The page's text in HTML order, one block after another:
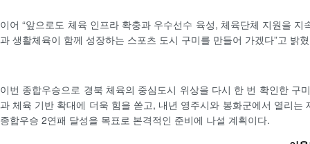
이어 “앞으로도 체육 인프라 확충과 우수선수 육성, 체육단체 지원을 지
과 생활체육이 함께 성장하는 스포츠 도시 구미를 만들어 가겠다”고 밝
이번 종합우승으로 경북 체육의 중심도시 위상을 다시 한 번 확인한 구
과 체육 기반 확대에 더욱 힘을 쏟고, 내년 영주시와 봉화군에서 열리는
종합우승 2연패 달성을 목표로 본격적인 준비에 나설 계획이다.